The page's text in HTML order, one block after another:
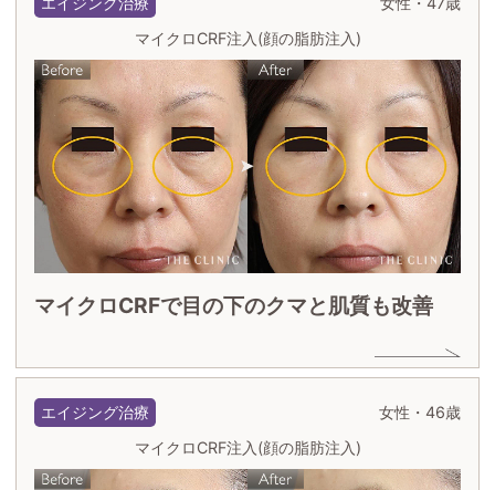
マイクロCRF注入(顔の脂肪注入)
マイクロCRFで目の下のクマと肌質も改善
エイジング治療
女性・46歳
マイクロCRF注入(顔の脂肪注入)